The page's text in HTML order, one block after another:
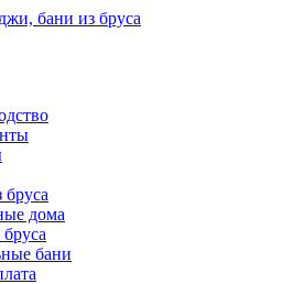
бани из бруса
бруса
дома
бани